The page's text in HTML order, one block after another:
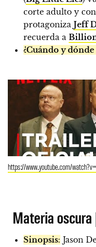
corte adulto y
protagoniza Jeff
recuerda a
¿Cuándo y dónde
https://www.youtube.com/
Materia
Sinopsis: Jason